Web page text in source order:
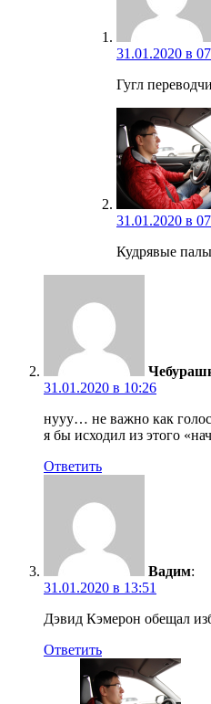
31.01.2020 в
Гугл
31.01.2020 в
Кудрявые
31.01.2020 в 10:26
нууу… не важно как
я бы исходил из этого
Ответить
Вадим:
31.01.2020 в 13:51
Дэвид Кэмерон обещал
Ответить